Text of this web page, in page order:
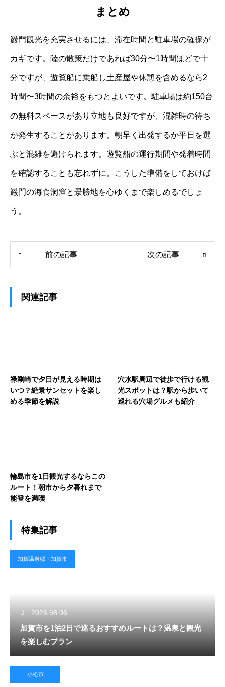
まとめ
巌門観光を充実させるには、滞在時間と駐車場の確保が
カギです。陸の散策だけであれば30分〜1時間ほどで十
分ですが、遊覧船に乗船し土産屋や休憩を含めるなら2
時間〜3時間の余裕をもつとよいです。駐車場は約150台
の無料スペースがあり立地も良好ですが、混雑時の待ち
が発生することがあります。朝早く出発するか平日を選
ぶと混雑を避けられます。遊覧船の運行期間や発着時間
を確認することも忘れずに。こうした準備をしておけば
巌門の海食洞窟と景勝地を心ゆくまで楽しめるでしょ
う。
前の記事 次の記事
関連記事
禄剛崎で夕日が見える時期は
いつ？絶景サンセットを楽し
める季節を解説
穴水駅周辺で徒歩で行ける観
光スポットは？駅から歩いて
巡れる穴場グルメも紹介
輪島市を1日観光するならこの
ルート！朝市から夕暮れまで
能登を満喫
特集記事
加賀温泉郷・加賀市
2026.08.06
加賀市を1泊2日で巡るおすすめルートは？温泉と観光
を楽しむプラン
小松市